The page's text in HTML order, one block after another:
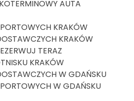
AUTA
KRAKÓW
KRAKÓW
TERAZ
KRAKÓW
W GDAŃSKU
W GDAŃSKU